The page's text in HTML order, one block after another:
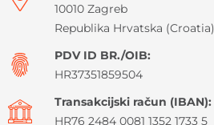
10010 Zagreb
Republika Hrvatska (Croatia)
PDV ID BR./OIB:
HR37351859504
Transakcijski račun (IBAN):
HR76 2484 0081 1352 1733 5